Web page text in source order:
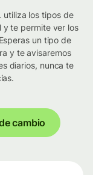
utiliza los tipos de
y te permite ver los
un tipo de
y te avisaremos
diarios, nunca te
cambio